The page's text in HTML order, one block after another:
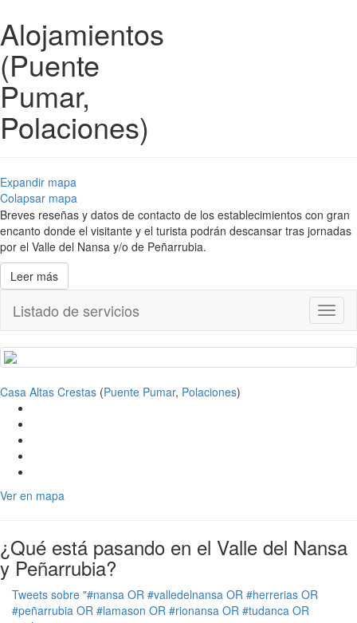
Alojamientos
(Puente
Pumar,
Polaciones)
Expandir mapa
Colapsar mapa
Breves reseñas y datos de contacto de los establecimientos con gran
encanto donde el visitante y el turista podrán descansar tras jornadas
por el Valle del Nansa y/o de Peñarrubia.
Leer más
Listado de servicios
Casa Altas Crestas (Puente Pumar, Polaciones)
Ver en mapa
¿Qué está pasando en el Valle del Nansa
y Peñarrubia?
Tweets sobre "#nansa OR #valledelnansa OR #herrerias OR
#peñarrubia OR #lamason OR #rionansa OR #tudanca OR